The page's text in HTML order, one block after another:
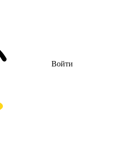
Войти